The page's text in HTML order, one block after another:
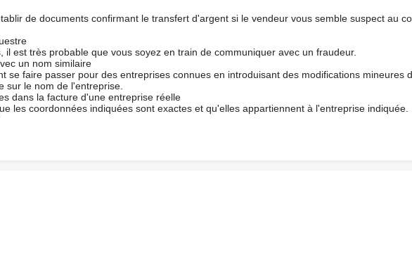
de documents confirmant le transfert d'argent si le vendeur vous semble suspect au
est très probable que vous soyez en train de communiquer avec un fraudeur.
un nom similaire
se faire passer pour des entreprises connues en introduisant des modifications mineures
sur le nom de l'entreprise.
dans la facture d'une entreprise réelle
les coordonnées indiquées sont exactes et qu'elles appartiennent à l'entreprise indiquée.